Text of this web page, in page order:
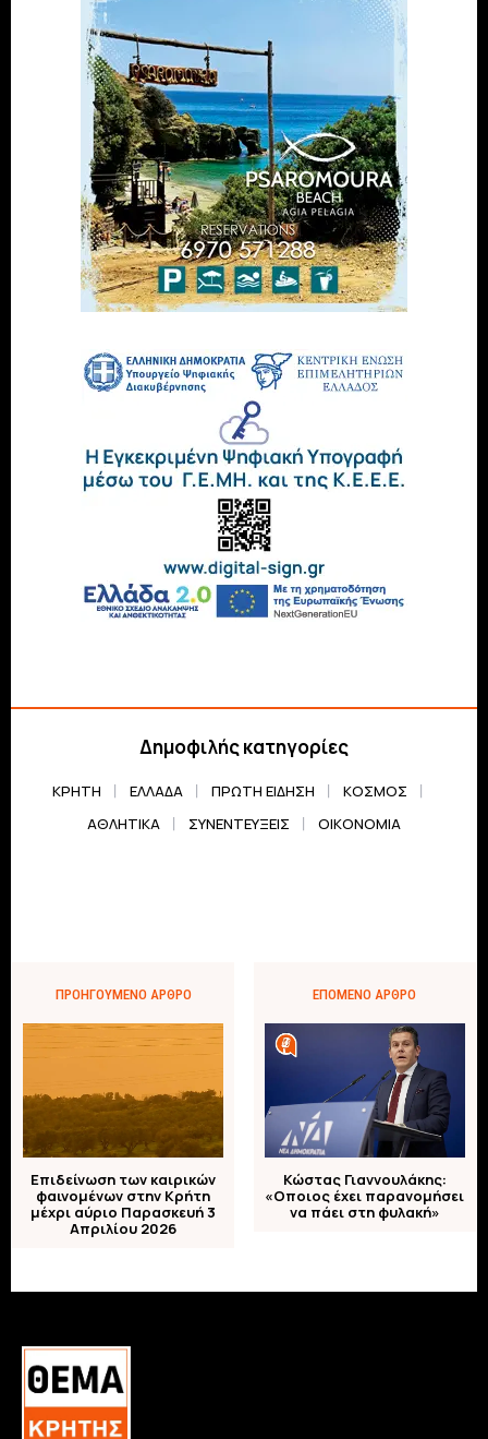
Δημοφιλής κατηγορίες
ΚΡΗΤΗ ΕΛΛΆΔΑ ΠΡΏΤΗ ΕΊΔΗΣΗ
ΚΌΣΜΟΣ
ΑΘΛΗΤΙΚΆ
ΣΥΝΕΝΤΕΎΞΕΙΣ ΟΙΚΟΝΟΜΊΑ
ΠΡΟΗΓΟΎΜΕΝΟ ΆΡΘΡΟ
Επιδείνωση των καιρικών
φαινομένων στην Κρήτη
μέχρι αύριο Παρασκευή 3
Απριλίου 2026
ΕΠΌΜΕΝΟ ΆΡΘΡΟ
Κώστας Γιαννουλάκης:
«Οποιος έχει παρανομήσει
να πάει στη φυλακή»